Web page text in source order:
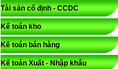
Tài sản cố định - CCDC
Kế toán kho
Kế toán bán hàng
Kế toán Xuất - Nhập khẩu